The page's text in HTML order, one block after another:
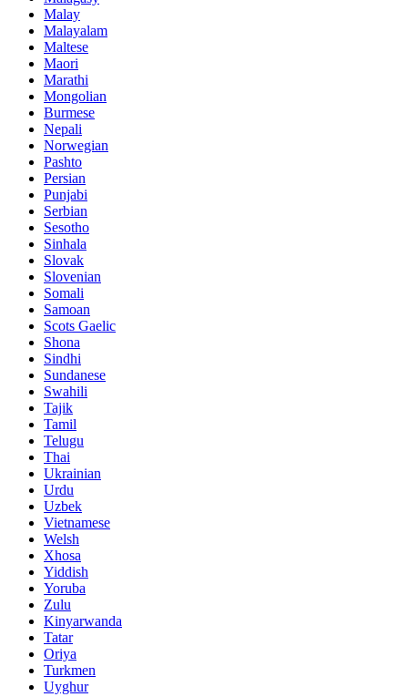
Malay
Malayalam
Maltese
Maori
Marathi
Mongolian
Burmese
Nepali
Norwegian
Pashto
Persian
Punjabi
Serbian
Sesotho
Sinhala
Slovak
Slovenian
Somali
Samoan
Scots Gaelic
Shona
Sindhi
Sundanese
Swahili
Tajik
Tamil
Telugu
Thai
Ukrainian
Urdu
Uzbek
Vietnamese
Welsh
Xhosa
Yiddish
Yoruba
Zulu
Kinyarwanda
Tatar
Oriya
Turkmen
Uyghur